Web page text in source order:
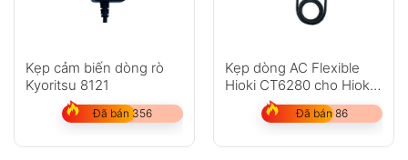
Kẹp cảm biến dòng rò
Kyoritsu 8121
Đã bán 356
Kẹp dòng AC Flexible
Hioki CT6280 cho Hioki
3280-10F
Đã bán 86